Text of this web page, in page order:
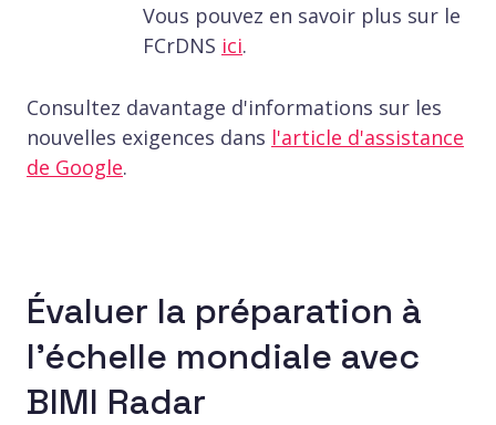
Vous pouvez en savoir plus sur le
FCrDNS ici.
Consultez davantage d'informations sur les
nouvelles exigences dans l'article d'assistance
de Google.
Évaluer la préparation à
l'échelle mondiale avec
BIMI Radar